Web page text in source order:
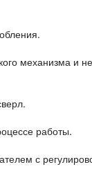
механизма и
работы.
с